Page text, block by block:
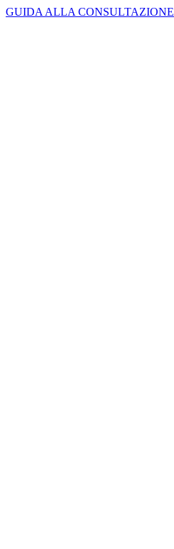
GUIDA ALLA CONSULTAZIONE